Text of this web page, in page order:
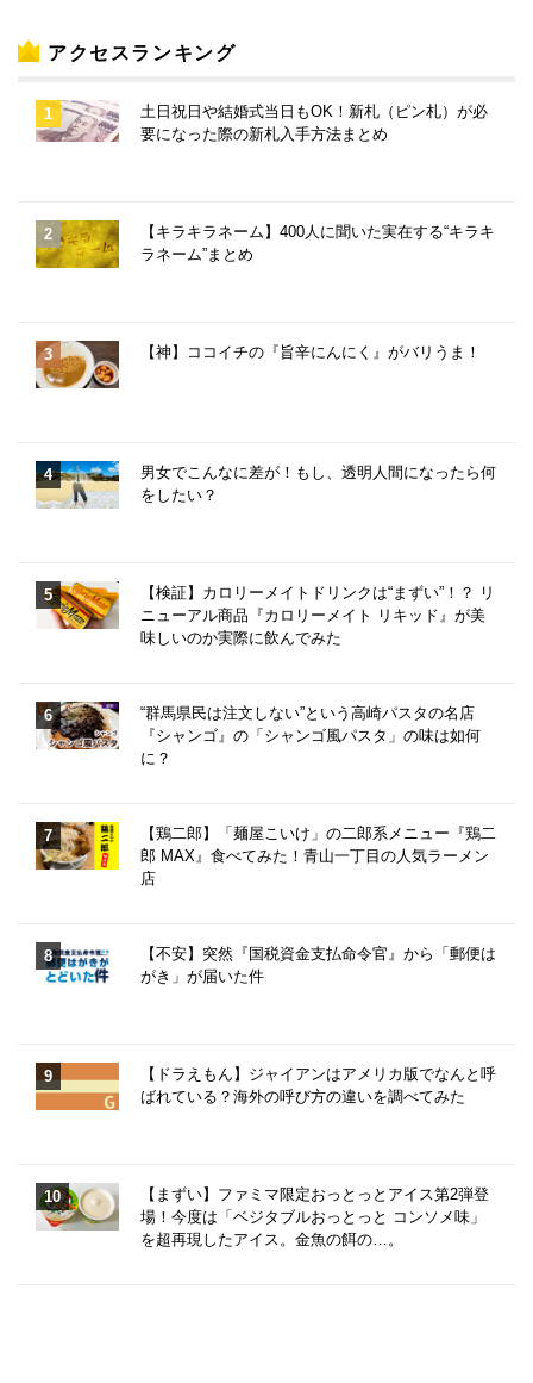
アクセスランキング
土日祝日や結婚式当日もOK！新札（ピン札）が必
要になった際の新札入手方法まとめ
【キラキラネーム】400人に聞いた実在する“キラキ
ラネーム”まとめ
【神】ココイチの『旨辛にんにく』がバリうま！
男女でこんなに差が！もし、透明人間になったら何
をしたい？
【検証】カロリーメイトドリンクは“まずい”！？ リ
ニューアル商品『カロリーメイト リキッド』が美
味しいのか実際に飲んでみた
“群馬県民は注文しない”という高崎パスタの名店
『シャンゴ』の「シャンゴ風パスタ」の味は如何
に？
【鶏二郎】「麺屋こいけ」の二郎系メニュー『鶏二
郎 MAX』食べてみた！青山一丁目の人気ラーメン
店
【不安】突然『国税資金支払命令官』から「郵便は
がき」が届いた件
【ドラえもん】ジャイアンはアメリカ版でなんと呼
ばれている？海外の呼び方の違いを調べてみた
【まずい】ファミマ限定おっとっとアイス第2弾登
場！今度は「ベジタブルおっとっと コンソメ味」
を超再現したアイス。金魚の餌の…。